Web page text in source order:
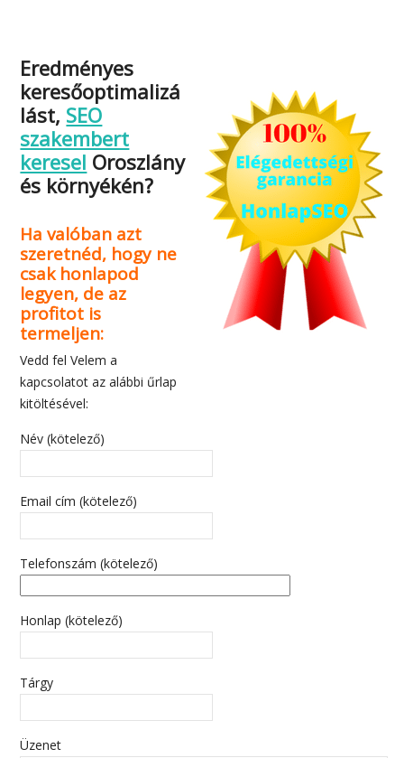
Eredményes
keresőoptimalizá
lást, SEO
szakembert
keresel Oroszlány
és környékén?
Ha valóban azt
szeretnéd, hogy ne
csak honlapod
legyen, de az
profitot is
termeljen:
Vedd fel Velem a
kapcsolatot az alábbi űrlap
kitöltésével:
Név (kötelező)
Email cím (kötelező)
Telefonszám (kötelező)
Honlap (kötelező)
Tárgy
Üzenet